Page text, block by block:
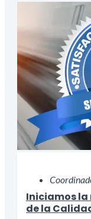
Iniciamos
de la